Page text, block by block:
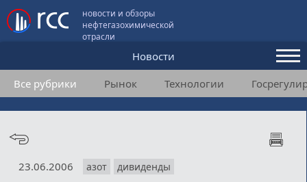
новости и обзоры
нефтегазохимической
отрасли
Новости
Аналитика и мнения
Конференции
Подписка
Все рубрики Рынок Технологии
23.06.2006 азот дивиденды